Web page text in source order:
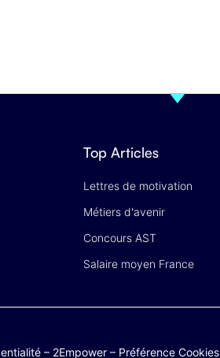
Top Articles
Lettres de motivation
Métiers d'avenir
Concours AST
Salaire moyen France
– 2Empower – Préférence Cookies